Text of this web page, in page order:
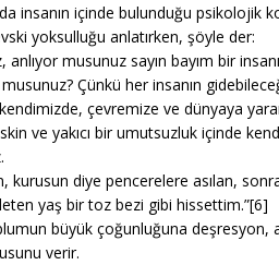
insanın içinde bulunduğu psikolojik
yoksulluğu anlatırken, şöyle der:
anlıyor musunuz sayın bayım bir
Çünkü her insanın
çevremize ve dünyaya
ve yakıcı bir umutsuzluk içinde
kurusun diye pencerelere asılan,
yaş bir toz bezi gibi hissettim.”[6]
büyük çoğunluğuna deşresyon,
verir.